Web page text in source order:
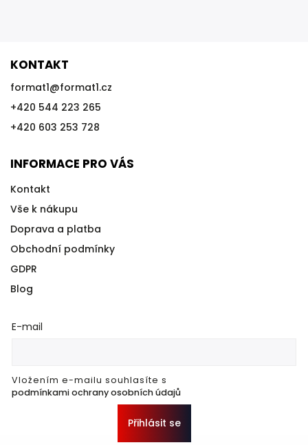
KONTAKT
format1@format1.cz
+420 544 223 265
+420 603 253 728
INFORMACE PRO VÁS
Kontakt
Vše k nákupu
Doprava a platba
Obchodní podmínky
GDPR
Blog
E-mail
Vložením e-mailu souhlasíte s
podmínkami ochrany osobních údajů
Přihlásit se